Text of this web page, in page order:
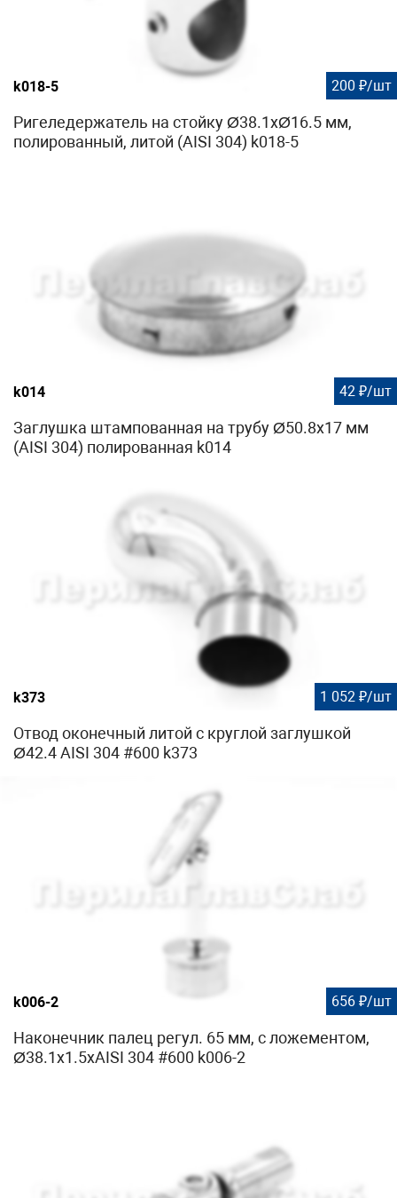
k018-5 200 ₽/шт
Ригеледержатель на стойку Ø38.1хØ16.5 мм,
полированный, литой (AISI 304) k018-5
k014 42 ₽/шт
Заглушка штампованная на трубу Ø50.8х17 мм
(AISI 304) полированная k014
k373 1 052 ₽/шт
Отвод оконечный литой с круглой заглушкой
Ø42.4 AISI 304 #600 k373
k006-2 656 ₽/шт
Наконечник палец регул. 65 мм, с ложементом,
Ø38.1х1.5хAISI 304 #600 k006-2